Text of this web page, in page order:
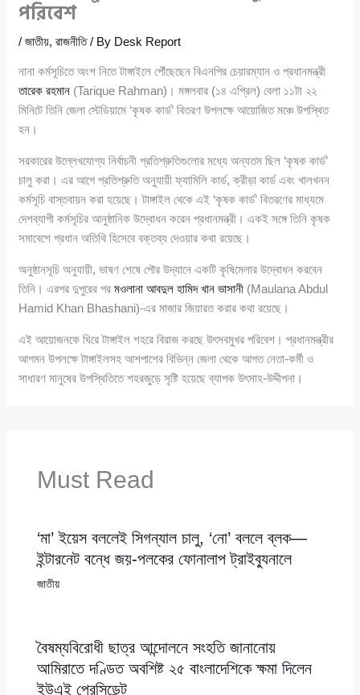
পরিবেশ
/জাতীয়,রাজনীতি/ By Desk Report
নানা কর্মসূচিতে অংশ নিতে টাঙ্গাইলে পৌঁছেছেন বিএনপির চেয়ারম্যান ও প্রধানমন্ত্রী
তারেক রহমান (Tarique Rahman)। মঙ্গলবার (১৪ এপ্রিল) বেলা ১১টা ২২
মিনিটে তিনি জেলা স্টেডিয়ামে ‘কৃষক কার্ড’ বিতরণ উপলক্ষে আয়োজিত মঞ্চে উপস্থিত
হন।
সরকারের উল্লেখযোগ্য নির্বাচনী প্রতিশ্রুতিগুলোর মধ্যে অন্যতম ছিল ‘কৃষক কার্ড’
চালু করা। এর আগে প্রতিশ্রুতি অনুযায়ী ফ্যামিলি কার্ড, ক্রীড়া কার্ড এবং খালখনন
কর্মসূচি বাস্তবায়ন করা হয়েছে। টাঙ্গাইল থেকে এই ‘কৃষক কার্ড’ বিতরণের মাধ্যমে
দেশব্যাপী কর্মসূচির আনুষ্ঠানিক উদ্বোধন করেন প্রধানমন্ত্রী। একই সঙ্গে তিনি কৃষক
সমাবেশে প্রধান অতিথি হিসেবে বক্তব্য দেওয়ার কথা রয়েছে।
অনুষ্ঠানসূচি অনুযায়ী, ভাষণ শেষে পৌর উদ্যানে একটি কৃষিমেলার উদ্বোধন করবেন
তিনি। এরপর দুপুরের পরমওলানা আবদুল হামিদ খান ভাসানী (Maulana Abdul
Hamid Khan Bhashani)-এর মাজার জিয়ারত করার কথা রয়েছে।
এই আয়োজনকে ঘিরে টাঙ্গাইল শহরে বিরাজ করছে উৎসবমুখর পরিবেশ। প্রধানমন্ত্রীর
আগমন উপলক্ষে টাঙ্গাইলসহ আশপাশের বিভিন্ন জেলা থেকে আগত নেতা-কর্মী ও
সাধারণ মানুষের উপস্থিতিতে শহরজুড়ে সৃষ্টি হয়েছে ব্যাপক উৎসাহ-উদ্দীপনা।
Must Read
‘মা’ ইয়েস বললেই সিগন্যাল চালু, ‘নো’ বললে ব্লক—
ইন্টারনেট বন্ধে জয়-পলকের ফোনালাপ ট্রাইব্যুনালে
জাতীয়
বৈষম্যবিরোধী ছাত্র আন্দোলনে সংহতি জানানোয়
আমিরাতে দণ্ডিত অবশিষ্ট ২৫ বাংলাদেশিকে ক্ষমা দিলেন
ইউএই প্রেসিডেন্ট